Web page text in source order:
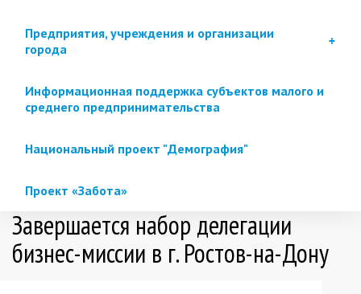
Предприятия, учреждения и организации
города
Информационная поддержка субъектов малого и
среднего предпринимательства
Национальный проект "Демография"
Проект «Забота»
Завершается набор делегации
бизнес-миссии в г. Ростов-на-Дону